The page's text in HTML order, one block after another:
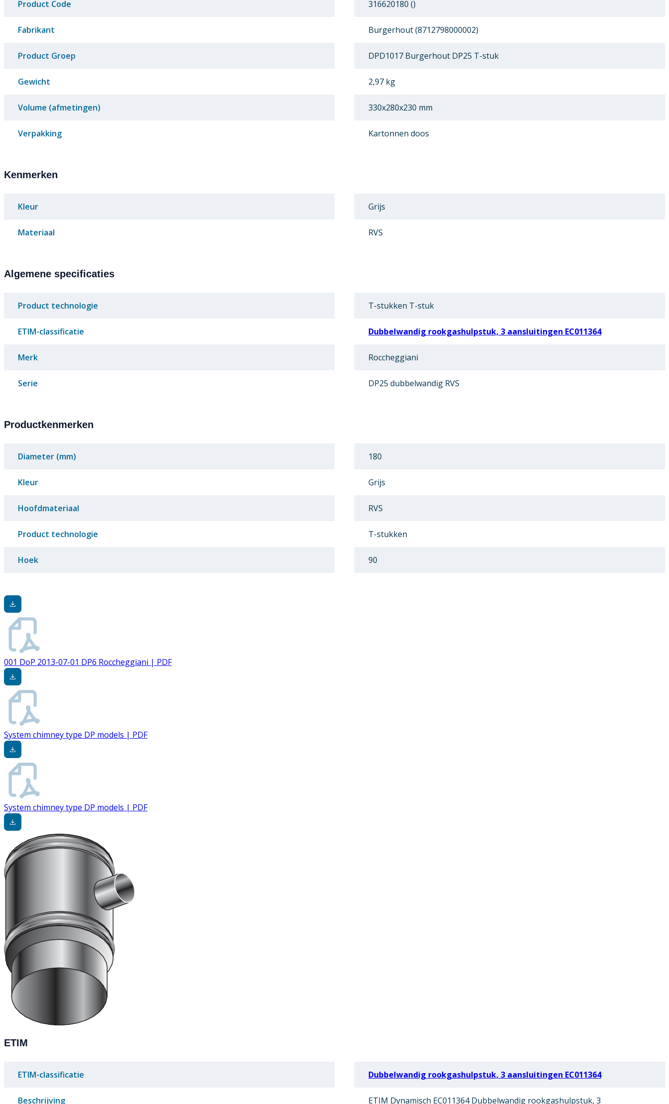
Product Code 316620180 ()
Fabrikant Burgerhout (8712798000002)
Product Groep DPD1017 Burgerhout DP25 T-stuk
Gewicht 2,97 kg
Volume (afmetingen) 330x280x230 mm
Verpakking Kartonnen doos
Kenmerken
Kleur Grijs
Materiaal RVS
Algemene specificaties
Product technologie T-stukken T-stuk
ETIM-classificatie Dubbelwandig rookgashulpstuk, 3 aansluitingen EC011364
Merk Roccheggiani
Serie DP25 dubbelwandig RVS
Productkenmerken
Diameter (mm) 180
Kleur Grijs
Hoofdmateriaal RVS
Product technologie T-stukken
Hoek 90
001 DoP 2013-07-01 DP6 Roccheggiani | PDF
System chimney type DP models | PDF
System chimney type DP models | PDF
ETIM
ETIM-classificatie Dubbelwandig rookgashulpstuk, 3 aansluitingen EC011364
Beschrijving ETIM Dynamisch EC011364 Dubbelwandig rookgashulpstuk, 3